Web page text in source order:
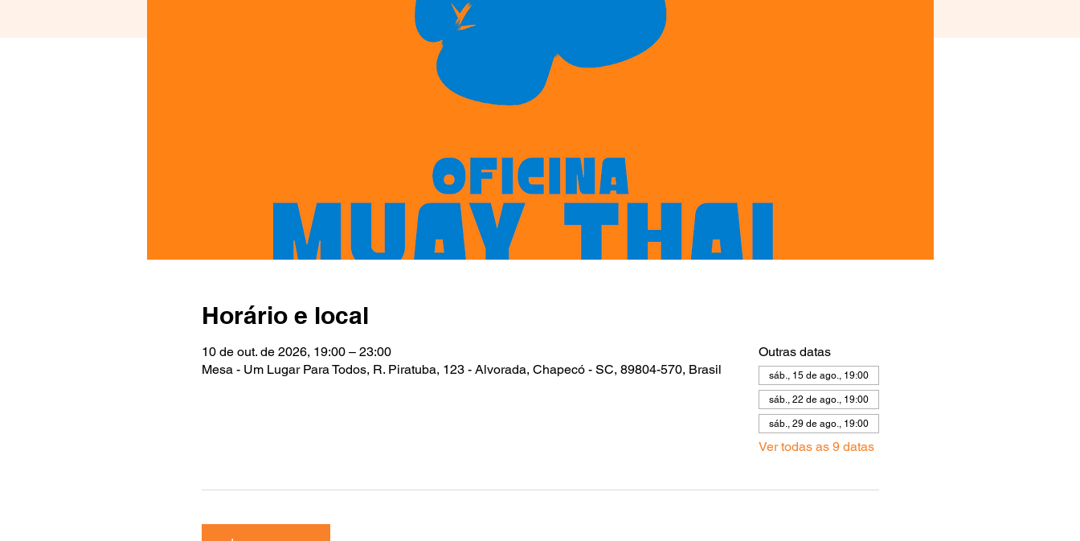
Horário e local
10 de out. de 2026, 19:00 – 23:00
Mesa - Um Lugar Para Todos, R. Piratuba, 123 - Alvorada, Chapecó - SC, 89804-570, Brasil
Outras datas
sáb., 15 de ago., 19:00
sáb., 22 de ago., 19:00
sáb., 29 de ago., 19:00
Ver todas as 9 datas